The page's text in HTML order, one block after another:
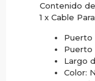
Contenido
1 x Cable
Puerto
Puerto
Largo
Color: